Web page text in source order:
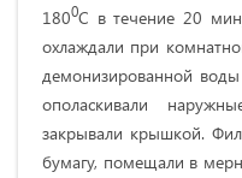
1800С в течение 20
охлаждали при
демонизированной
ополаскивали
закрывали крышкой.
бумагу, помещали в